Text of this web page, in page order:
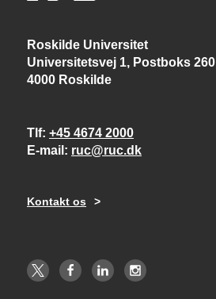
Roskilde Universitet
Universitetsvej 1, Postboks 260
4000 Roskilde
Tlf +45 4674 2000
E-mail
ruc@ruc.dk
Kontakt os